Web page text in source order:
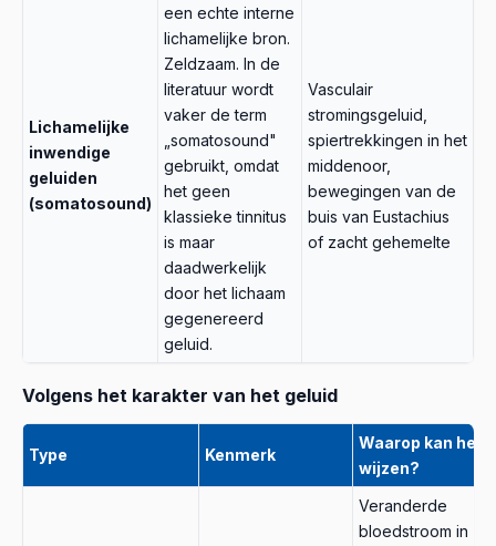
Lichamelijke
inwendige
geluiden
(somatosound)
een echte interne
lichamelijke bron.
Zeldzaam. In de
literatuur wordt
vaker de term
„somatosound"
gebruikt, omdat
het geen
klassieke tinnitus
is maar
daadwerkelijk
door het lichaam
gegenereerd
geluid.
Vasculair
stromingsgeluid,
spiertrekkingen in het
middenoor,
bewegingen van de
buis van Eustachius
of zacht gehemelte
Volgens het karakter van het geluid
Type Kenmerk
Waarop kan het
wijzen?
Veranderde
bloedstroom in